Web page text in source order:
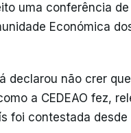
uma conferência
Económica
declarou não crer
a CEDEAO fez,
foi contestada desde